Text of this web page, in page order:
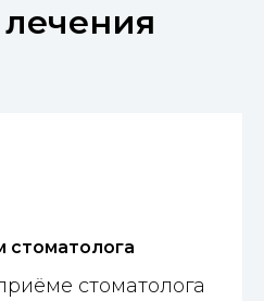
стоматолога
стоматолога